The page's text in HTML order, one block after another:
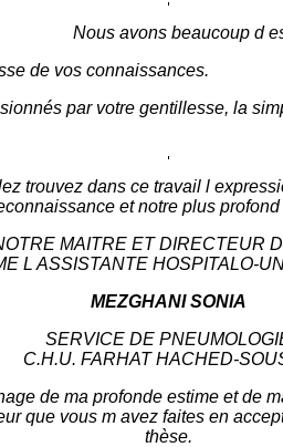
Nous avons beaucoup d
de vos connaissances.
par votre gentillesse, la
trouvez dans ce travail l
et notre plus
MAITRE ET DIRECTEUR
L ASSISTANTE HOSPITALO-
MEZGHANI SONIA
SERVICE DE
C.H.U. FARHAT HACHED-
de ma profonde estime et de
que vous m avez faites en
thèse.